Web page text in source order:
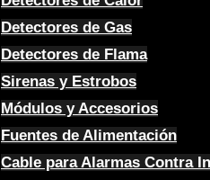
Detectores de Gas
Detectores de Flama
Sirenas y Estrobos
Módulos y Accesorios
Fuentes de Alimentación
Cable para Alarmas Contra